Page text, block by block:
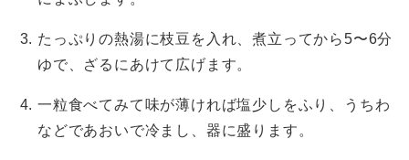
たっぷりの熱湯に枝豆を入れ、煮立ってから5〜6分
ゆで、ざるにあけて広げます。
一粒食べてみて味が薄ければ塩少しをふり、うちわ
などであおいで冷まし、器に盛ります。